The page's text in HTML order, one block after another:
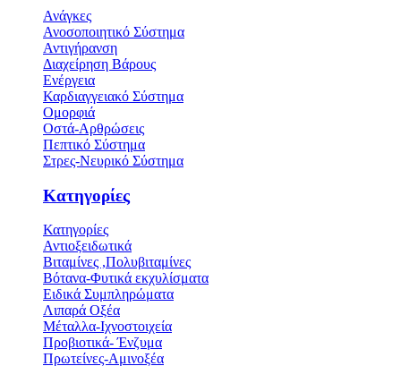
Ανάγκες
Ανοσοποιητικό Σύστημα
Αντιγήρανση
Διαχείρηση Βάρους
Ενέργεια
Καρδιαγγειακό Σύστημα
Ομορφιά
Οστά-Αρθρώσεις
Πεπτικό Σύστημα
Στρες-Νευρικό Σύστημα
Κατηγορίες
Κατηγορίες
Αντιοξειδωτικά
Βιταμίνες ,Πολυβιταμίνες
Βότανα-Φυτικά εκχυλίσματα
Ειδικά Συμπληρώματα
Λιπαρά Οξέα
Μέταλλα-Ιχνοστοιχεία
Προβιοτικά- Ένζυμα
Πρωτείνες-Αμινοξέα